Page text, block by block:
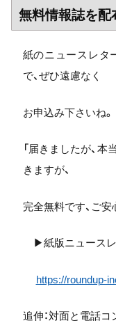
無料情報誌を配
紙のニュースレタ
で、ぜひ遠慮なく
お申込み下さいね。
「届きましたが、
きますが、
完全無料です、ご安
▶紙版ニュースレ
https://roundup-
追伸：対面と電話